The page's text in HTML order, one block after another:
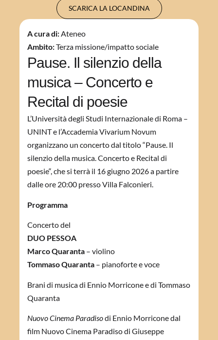
SCARICA LA LOCANDINA
A cura di:Ateneo
Ambito:Terza missione/impatto sociale
Pause. Il silenzio della
musica – Concerto e
Recital di poesie
L’Università degli Studi Internazionale di Roma –
UNINT e l’Accademia Vivarium Novum
organizzano un concerto dal titolo “Pause. Il
silenzio della musica.Concerto e Recital di
poesie“, che si terrà il 16 giugno 2026 a partire
dalle ore 20:00 presso Villa Falconieri.
Programma
Concerto del
DUO PESSOA
Marco Quaranta – violino
Tommaso Quaranta – pianoforte e voce
Brani di musica di Ennio Morricone e di Tommaso
Quaranta
Nuovo Cinema Paradisodi Ennio Morricone dal
film Nuovo Cinema Paradiso di Giuseppe